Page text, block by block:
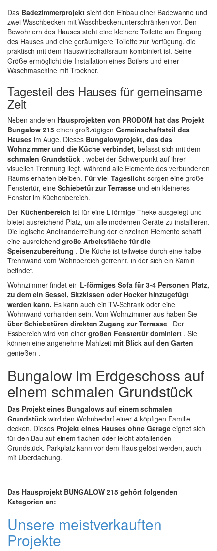
Das Badezimmerprojekt sieht den Einbau einer Badewanne und
zwei Waschbecken mit Waschbeckenunterschränken vor. Den
Bewohnern des Hauses steht eine kleinere Toilette am Eingang
des Hauses und eine geräumigere Toilette zur Verfügung, die
praktisch mit dem Hauswirtschaftsraum kombiniert ist. Seine
Größe ermöglicht die Installation eines Boilers und einer
Waschmaschine mit Trockner.
Tagesteil des Hauses für gemeinsame
Zeit
Neben anderen Hausprojekten von PRODOM hat das Projekt
Bungalow 215 einen großzügigen Gemeinschaftsteil des
Hauses im Auge. Dieses Bungalowprojekt, das das
Wohnzimmer und die Küche verbindet, befasst sich mit dem
schmalen Grundstück , wobei der Schwerpunkt auf ihrer
visuellen Trennung liegt, während alle Elemente des verbundenen
Raums erhalten bleiben. Für viel Tageslicht sorgen eine große
Fenstertür, eine Schiebetür zur Terrasse und ein kleineres
Fenster im Küchenbereich.
Der Küchenbereich ist für eine L-förmige Theke ausgelegt und
bietet ausreichend Platz, um alle modernen Geräte zu installieren.
Die logische Aneinanderreihung der einzelnen Elemente schafft
eine ausreichend große Arbeitsfläche für die
Speisenzubereitung . Die Küche ist teilweise durch eine halbe
Trennwand vom Wohnbereich getrennt, in der sich ein Kamin
befindet.
Wohnzimmer findet ein L-förmiges Sofa für 3-4 Personen Platz,
zu dem ein Sessel, Sitzkissen oder Hocker hinzugefügt
werden kann. Es kann auch ein TV-Schrank oder eine
Wohnwand vorhanden sein. Vom Wohnzimmer aus haben Sie
über Schiebetüren direkten Zugang zur Terrasse . Der
Essbereich wird von einer großen Fenstertür dominiert . Sie
können eine angenehme Mahlzeit mit Blick auf den Garten
genießen .
Bungalow im Erdgeschoss auf
einem schmalen Grundstück
Das Projekt eines Bungalows auf einem schmalen
Grundstück wird den Wohnbedarf einer 4-köpfigen Familie
decken. Dieses Projekt eines Hauses ohne Garage eignet sich
für den Bau auf einem flachen oder leicht abfallenden
Grundstück. Parkplatz kann vor dem Haus gelöst werden, auch
mit Überdachung.
Das Hausprojekt BUNGALOW 215 gehört folgenden
Kategorien an:
Unsere meistverkauften
Projekte